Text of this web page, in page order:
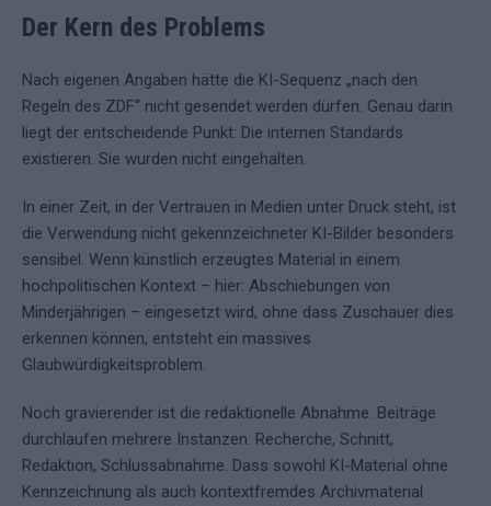
Der Kern des Problems
Nach eigenen Angaben hätte die KI-Sequenz „nach den
Regeln des ZDF“ nicht gesendet werden dürfen. Genau darin
liegt der entscheidende Punkt: Die internen Standards
existieren. Sie wurden nicht eingehalten.
In einer Zeit, in der Vertrauen in Medien unter Druck steht, ist
die Verwendung nicht gekennzeichneter KI-Bilder besonders
sensibel. Wenn künstlich erzeugtes Material in einem
hochpolitischen Kontext – hier: Abschiebungen von
Minderjährigen – eingesetzt wird, ohne dass Zuschauer dies
erkennen können, entsteht ein massives
Glaubwürdigkeitsproblem.
Noch gravierender ist die redaktionelle Abnahme. Beiträge
durchlaufen mehrere Instanzen. Recherche, Schnitt,
Redaktion, Schlussabnahme. Dass sowohl KI-Material ohne
Kennzeichnung als auch kontextfremdes Archivmaterial